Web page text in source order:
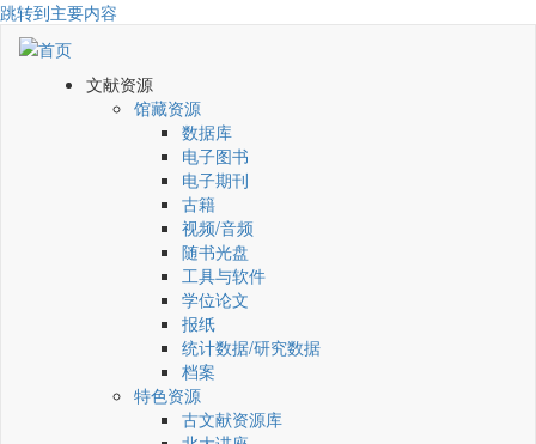
跳转到主要内容
文献资源
馆藏资源
数据库
电子图书
电子期刊
古籍
视频/音频
随书光盘
工具与软件
学位论文
报纸
统计数据/研究数据
档案
特色资源
古文献资源库